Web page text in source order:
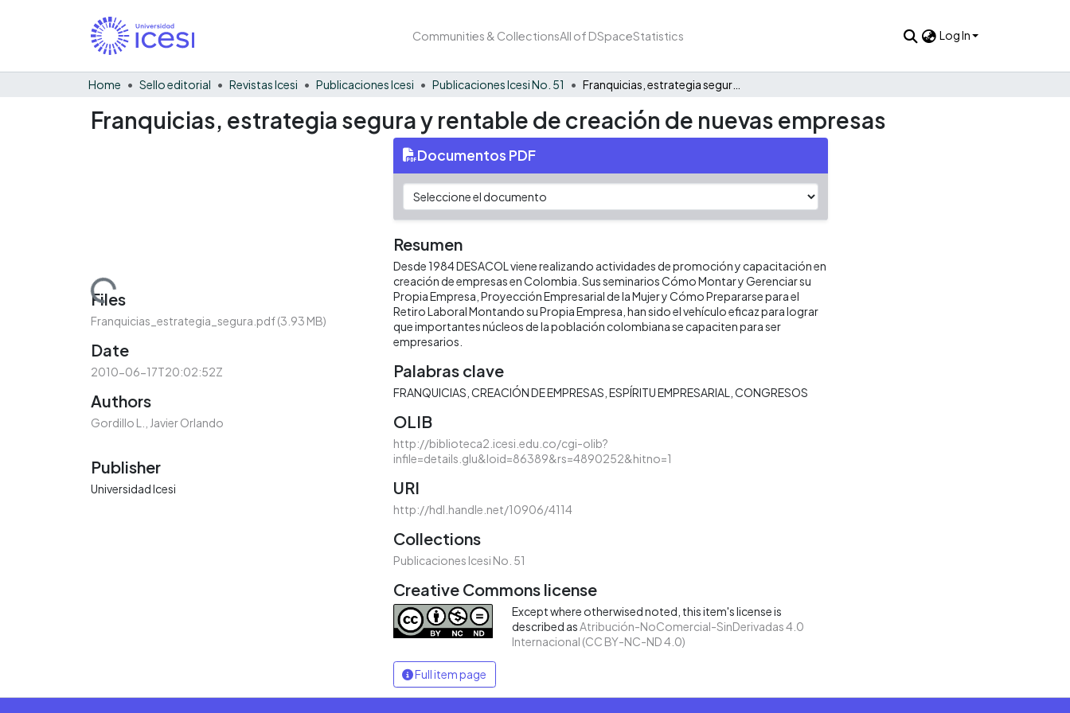
Communities & CollectionsAll of DSpaceStatistics Log In
Home Sello editorial Revistas Icesi Publicaciones Icesi Publicaciones Icesi No. 51
Franquicias, estrategia segura y rentable de creación de nuevas empresas
Loading...
Files
Franquicias_estrategia_segura.pdf(3.93 MB)
Date
2010-06-17T20:02:52Z
Authors
Gordillo L., Javier Orlando
Publisher
Universidad Icesi
Documentos PDF
Resumen
Desde 1984 DESACOL viene realizando actividades de promoción y capacitación en
creación de empresas en Colombia. Sus seminarios Cómo Montar y Gerenciar su
Propia Empresa, Proyección Empresarial de la Mujer y Cómo Prepararse para el
Retiro Laboral Montando su Propia Empresa, han sido el vehículo eficaz para lograr
que importantes núcleos de la población colombiana se capaciten para ser
empresarios.
Palabras clave
FRANQUICIAS CREACIÓN DE EMPRESAS ESPÍRITU EMPRESARIAL CONGRESOS
OLIB
http://biblioteca2.icesi.edu.co/cgi-olib?
infile=details.glu&loid=86389&rs=4890252&hitno=1
URI
http://hdl.handle.net/10906/4114
Collections
Publicaciones Icesi No. 51
Creative Commons license
Except where otherwised noted, this item's license is
described as Atribución-NoComercial-SinDerivadas 4.0
Internacional (CC BY-NC-ND 4.0)
Full item page